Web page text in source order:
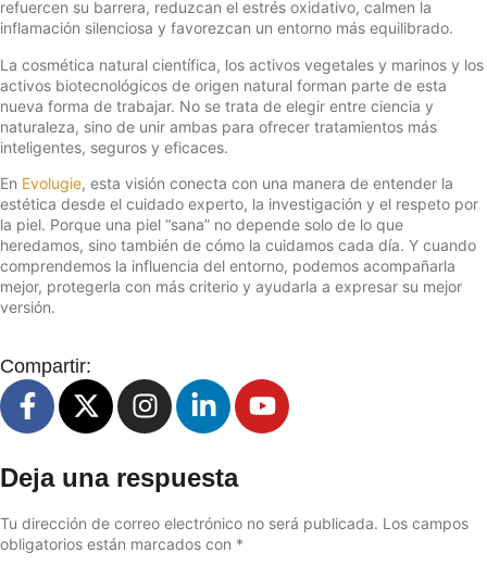
refuercen su barrera, reduzcan el estrés oxidativo, calmen la
inflamación silenciosa y favorezcan un entorno más equilibrado.
La cosmética natural científica, los activos vegetales y marinos y los
activos biotecnológicos de origen natural forman parte de esta
nueva forma de trabajar. No se trata de elegir entre ciencia y
naturaleza, sino de unir ambas para ofrecer tratamientos más
inteligentes, seguros y eficaces.
En Evolugie, esta visión conecta con una manera de entender la
estética desde el cuidado experto, la investigación y el respeto por
la piel. Porque una piel “sana” no depende solo de lo que
heredamos, sino también de cómo la cuidamos cada día. Y cuando
comprendemos la influencia del entorno, podemos acompañarla
mejor, protegerla con más criterio y ayudarla a expresar su mejor
versión.
Compartir:
Deja una respuesta
Tu dirección de correo electrónico no será publicada. Los campos
obligatorios están marcados con *